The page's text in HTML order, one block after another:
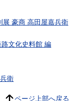
展 豪商 高田屋嘉兵衛
文化史料館 編
衛
ページ上部へ戻る